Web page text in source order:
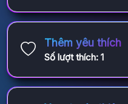
Thêm yêu thích
Số lượt thích: 1